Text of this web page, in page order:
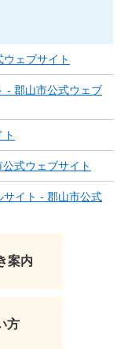
ェブサイト
- 郡山市公式ウェブ
式ウェブサイト
イト - 郡山市公式
案内
方